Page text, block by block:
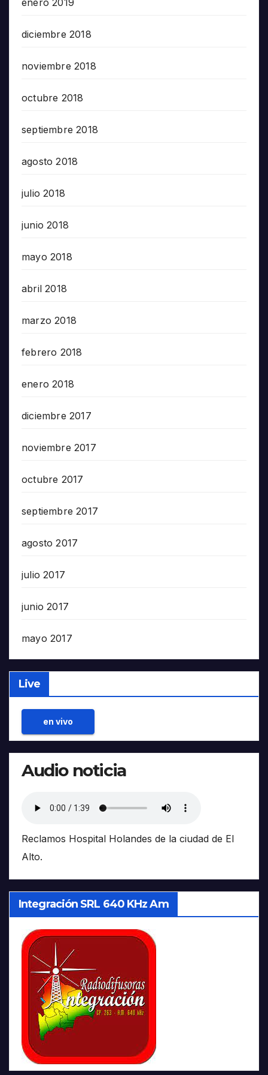
diciembre 2018
noviembre 2018
octubre 2018
septiembre 2018
agosto 2018
julio 2018
junio 2018
mayo 2018
abril 2018
marzo 2018
febrero 2018
enero 2018
diciembre 2017
noviembre 2017
octubre 2017
septiembre 2017
agosto 2017
julio 2017
junio 2017
mayo 2017
Live
en vivo
Audio noticia
Reclamos Hospital Holandes de la ciudad de El
Alto.
Integración SRL 640 KHz Am